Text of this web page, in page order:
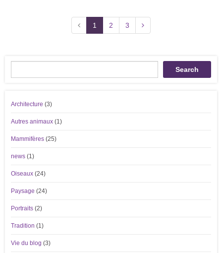
1 2 3
Search
Architecture (3)
Autres animaux (1)
Mammifères (25)
news (1)
Oiseaux (24)
Paysage (24)
Portraits (2)
Tradition (1)
Vie du blog (3)